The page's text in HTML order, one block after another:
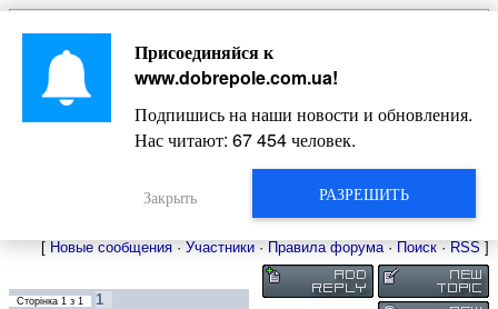
Главная
Новости
Довідкова
Фото
Оголошення
Видео
Жизнь Добропольского края
[ Новые сообщения · Участники · Правила форума· Поиск · RSS ]
Сторінка 1 з 1 1
Присоединяйся к
www.dobrepole.com.ua!
Подпишись на наши новости и обновления.
Нас читают: 67 454человек.
РАЗРЕШИТЬ
Закрыть